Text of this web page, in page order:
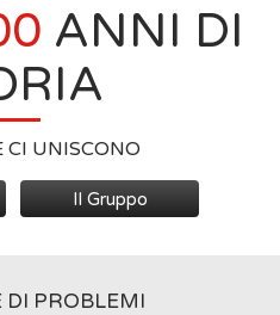
ANNI DI
CI UNISCONO
Il Gruppo
DI PROBLEMI